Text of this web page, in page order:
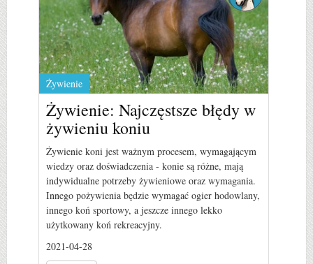
Żywienie
Żywienie: Najczęstsze błędy w
żywieniu koniu
Żywienie koni jest ważnym procesem, wymagającym
wiedzy oraz doświadczenia - konie są różne, mają
indywidualne potrzeby żywieniowe oraz wymagania.
Innego pożywienia będzie wymagać ogier hodowlany,
innego koń sportowy, a jeszcze innego lekko
użytkowany koń rekreacyjny.
2021-04-28